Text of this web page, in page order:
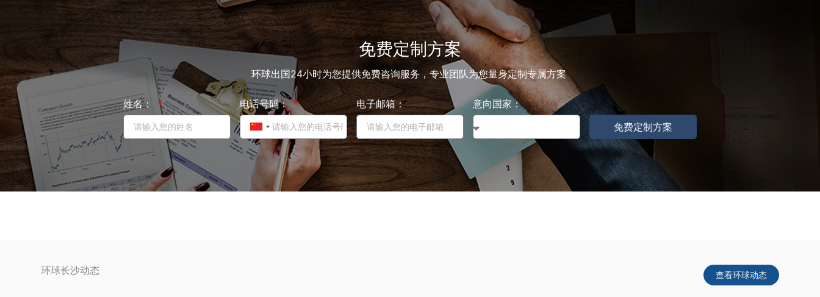
免费定制方案
环球出国24小时为您提供免费咨询服务，专业团队为您量身定制专属方案
姓名： 电话号码：
C
h
a
电子邮箱：
意向国家：
免费定制方案
环球长沙动态 查看环球动态